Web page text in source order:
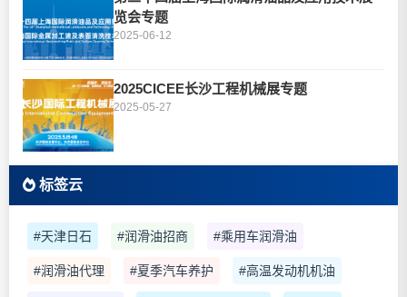
览会专题
2025-06-12
2025CICEE长沙工程机械展专题
2025-05-27
标签云
#天津日石 #润滑油招商 #乘用车润滑油
#润滑油代理 #夏季汽车养护 #高温发动机机油